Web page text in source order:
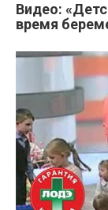
Видео:
время